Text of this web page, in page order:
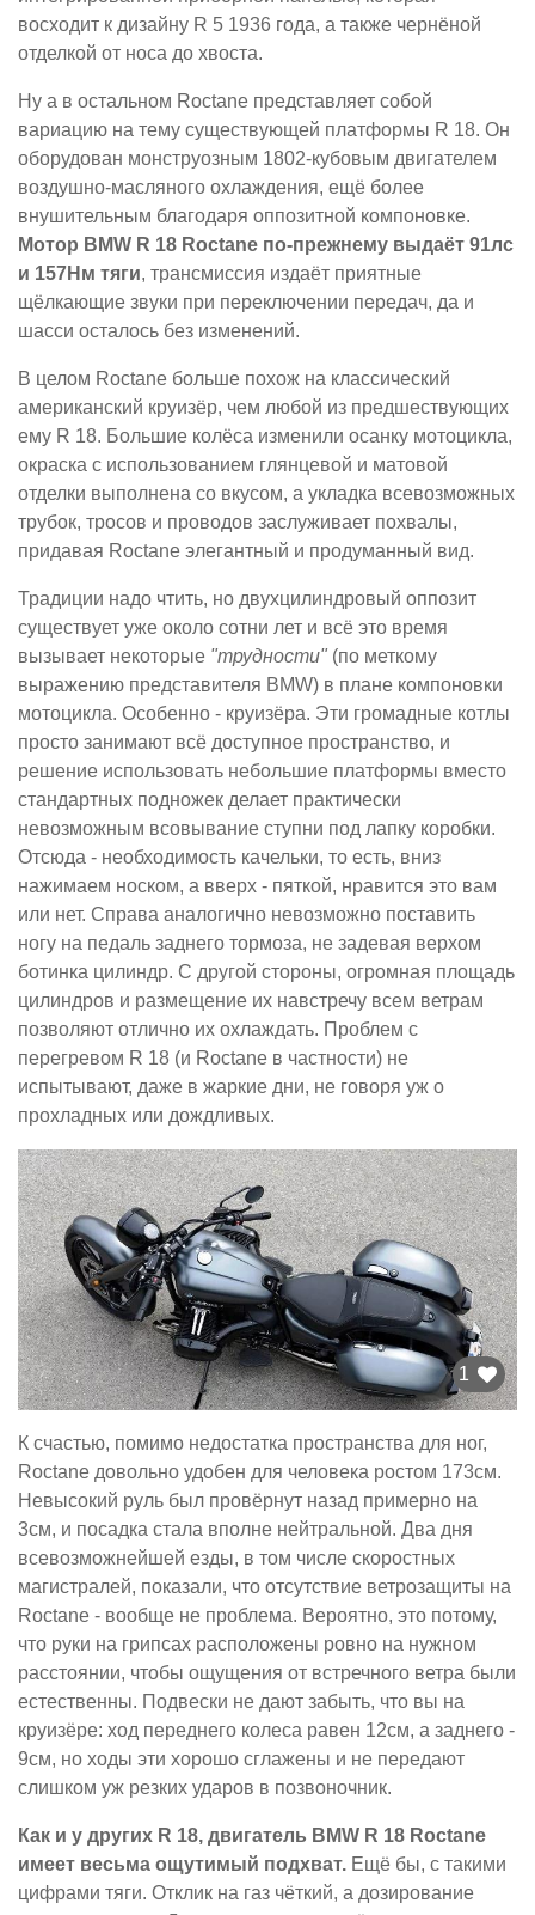
восходит к дизайну R 5 1936 года, а также чернёной
отделкой от носа до хвоста.
Ну а в остальном Roctane представляет собой
вариацию на тему существующей платформы R 18. Он
оборудован монструозным 1802-кубовым двигателем
воздушно-масляного охлаждения, ещё более
внушительным благодаря оппозитной компоновке.
Мотор BMW R 18 Roctane по-прежнему выдаёт 91лс
и 157Нм тяги, трансмиссия издаёт приятные
щёлкающие звуки при переключении передач, да и
шасси осталось без изменений.
В целом Roctane больше похож на классический
американский круизёр, чем любой из предшествующих
ему R 18. Большие колёса изменили осанку мотоцикла,
окраска с использованием глянцевой и матовой
отделки выполнена со вкусом, а укладка всевозможных
трубок, тросов и проводов заслуживает похвалы,
придавая Roctane элегантный и продуманный вид.
Традиции надо чтить, но двухцилиндровый оппозит
существует уже около сотни лет и всё это время
вызывает некоторые "трудности" (по меткому
выражению представителя BMW) в плане компоновки
мотоцикла. Особенно - круизёра. Эти громадные котлы
просто занимают всё доступное пространство, и
решение использовать небольшие платформы вместо
стандартных подножек делает практически
невозможным всовывание ступни под лапку коробки.
Отсюда - необходимость качельки, то есть, вниз
нажимаем носком, а вверх - пяткой, нравится это вам
или нет. Справа аналогично невозможно поставить
ногу на педаль заднего тормоза, не задевая верхом
ботинка цилиндр. С другой стороны, огромная площадь
цилиндров и размещение их навстречу всем ветрам
позволяют отлично их охлаждать. Проблем с
перегревом R 18 (и Roctane в частности) не
испытывают, даже в жаркие дни, не говоря уж о
прохладных или дождливых.
1
К счастью, помимо недостатка пространства для ног,
Roctane довольно удобен для человека ростом 173см.
Невысокий руль был провёрнут назад примерно на
3см, и посадка стала вполне нейтральной. Два дня
всевозможнейшей езды, в том числе скоростных
магистралей, показали, что отсутствие ветрозащиты на
Roctane - вообще не проблема. Вероятно, это потому,
что руки на грипсах расположены ровно на нужном
расстоянии, чтобы ощущения от встречного ветра были
естественны. Подвески не дают забыть, что вы на
круизёре: ход переднего колеса равен 12см, а заднего -
9см, но ходы эти хорошо сглажены и не передают
слишком уж резких ударов в позвоночник.
Как и у других R 18, двигатель BMW R 18 Roctane
имеет весьма ощутимый подхват. Ещё бы, с такими
цифрами тяги. Отклик на газ чёткий, а дозирование